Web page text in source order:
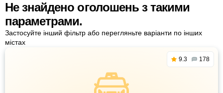
Не знайдено оголошень з такими
параметрами.
Застосуйте інший фільтр або перегляньте варіанти по інших
містах
9.3 178